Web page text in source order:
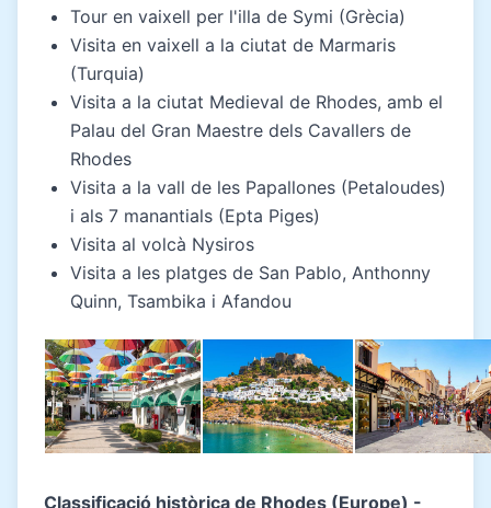
Tour en vaixell per l'illa de Symi (Grècia)
Visita en vaixell a la ciutat de Marmaris
(Turquia)
Visita a la ciutat Medieval de Rhodes, amb el
Palau del Gran Maestre dels Cavallers de
Rhodes
Visita a la vall de les Papallones (Petaloudes)
i als 7 manantials (Epta Piges)
Visita al volcà Nysiros
Visita a les platges de San Pablo, Anthonny
Quinn, Tsambika i Afandou
Classificació històrica de Rhodes (Europe) -